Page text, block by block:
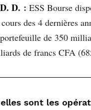
D. : ESS Bourse
des 4 dernières
de 350
de francs CFA
sont les